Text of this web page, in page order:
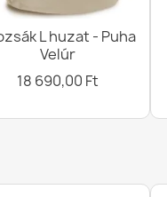
L huzat - Puha
Velúr
18 690,00 Ft